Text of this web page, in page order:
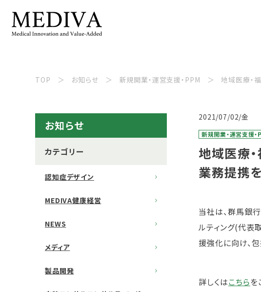
TOP お知らせ 新規開業・運営支援・PPM 地域医療・
お知らせ
カテゴリー
認知症デザイン
MEDIVA健康経営
NEWS
メディア
製品開発
2021/07/02/金
新規開業・運営支援・
地域医療
業務提携
当社は、群馬銀
ルティング(代表
援強化に向け、
詳しくはこちらを